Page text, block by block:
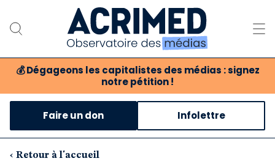
💰 Dégageons les capitalistes des médias : signez
notre pétition !
Notre association
Notre critique des médias
Nos propositions
Faire un don Infolettre
‹ Retour à l'accueil